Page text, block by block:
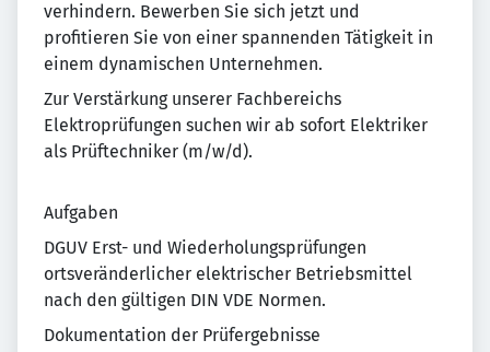
verhindern. Bewerben Sie sich jetzt und
profitieren Sie von einer spannenden Tätigkeit in
einem dynamischen Unternehmen.
Zur Verstärkung unserer Fachbereichs
Elektroprüfungen suchen wir ab sofort Elektriker
als Prüftechniker (m/w/d).
Aufgaben
DGUV Erst- und Wiederholungsprüfungen
ortsveränderlicher elektrischer Betriebsmittel
nach den gültigen DIN VDE Normen.
Dokumentation der Prüfergebnisse